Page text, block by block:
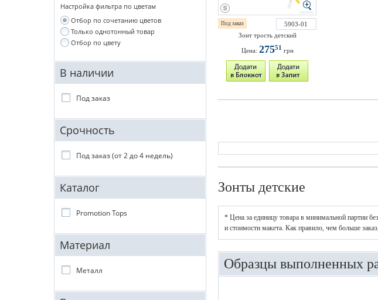
Настройка фильтра по цветам
Отбор по сочетанию цветов
Только однотонный товар
Отбор по цвету
В наличии
Под заказ
Срочность
Под заказ (от 2 до 4 недель)
Каталог
Promotion Tops
Материал
Металл
Под заказ
5903-01
Зонт трость детский
Цена: 27551 грн
Зонты детские
* Цена за единицу товара в минимальной партии
и стоимости макета. Как правило, чем больше
Образцы выполненных